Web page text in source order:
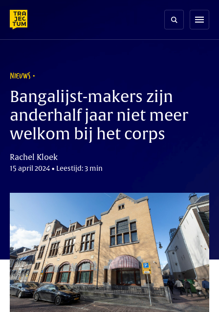
content
menu
NIEUWS
Bangalijst-makers zijn
anderhalf jaar niet meer
welkom bij het corps
Rachel Kloek
15 april 2024 • Leestijd: 3 min